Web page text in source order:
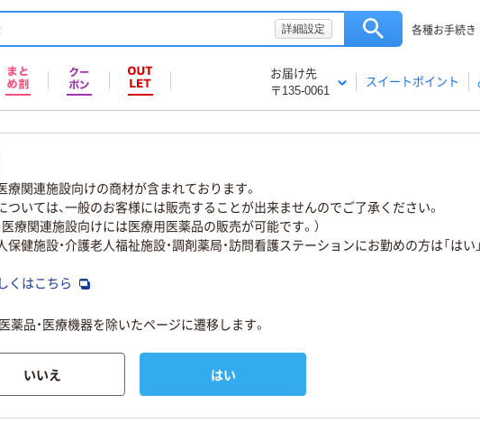
詳細設定 各種お手続き
お届け先
〒135-0061
スイートポイント
療関連施設向けの商材が含まれております。
ついては、一般のお客様には販売することが出来ませんのでご了承ください。
療関連施設向けには医療用医薬品の販売が可能です。）
保健施設・介護老人福祉施設・調剤薬局・訪問看護ステーションにお勤めの方は「はい
くはこちら
薬品・医療機器を除いたページに遷移します。
いいえ はい